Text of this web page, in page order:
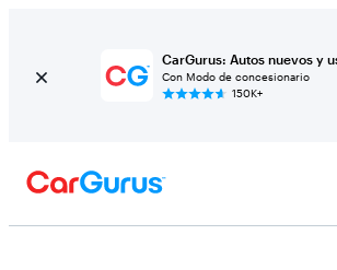
CarGurus: Autos nuevos y
Con Modo de concesionario
150K+